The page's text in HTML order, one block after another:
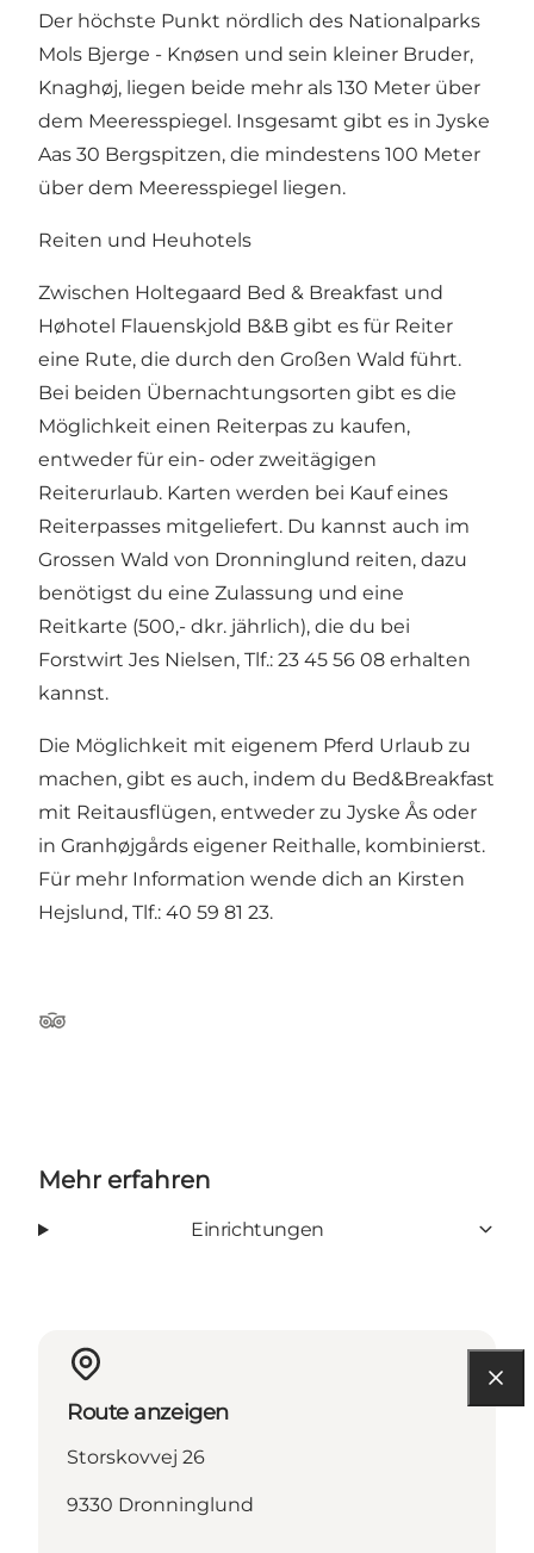
Der höchste Punkt nördlich des Nationalparks
Mols Bjerge - Knøsen und sein kleiner Bruder,
Knaghøj, liegen beide mehr als 130 Meter über
dem Meeresspiegel. Insgesamt gibt es in Jyske
Aas 30 Bergspitzen, die mindestens 100 Meter
über dem Meeresspiegel liegen.
Reiten und Heuhotels
Zwischen Holtegaard Bed & Breakfast und
Høhotel Flauenskjold B&B gibt es für Reiter
eine Rute, die durch den Großen Wald führt.
Bei beiden Übernachtungsorten gibt es die
Möglichkeit einen Reiterpas zu kaufen,
entweder für ein- oder zweitägigen
Reiterurlaub. Karten werden bei Kauf eines
Reiterpasses mitgeliefert. Du kannst auch im
Grossen Wald von Dronninglund reiten, dazu
benötigst du eine Zulassung und eine
Reitkarte (500,- dkr. jährlich), die du bei
Forstwirt Jes Nielsen, Tlf.: 23 45 56 08 erhalten
kannst.
Die Möglichkeit mit eigenem Pferd Urlaub zu
machen, gibt es auch, indem du Bed&Breakfast
mit Reitausflügen, entweder zu Jyske Ås oder
in Granhøjgårds eigener Reithalle, kombinierst.
Für mehr Information wende dich an Kirsten
Hejslund, Tlf.: 40 59 81 23.
TripAdvisor
Mehr erfahren
Einrichtungen
Route anzeigen
Storskovvej 26
9330 Dronninglund